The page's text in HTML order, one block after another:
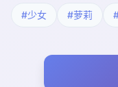
#少女 #萝莉